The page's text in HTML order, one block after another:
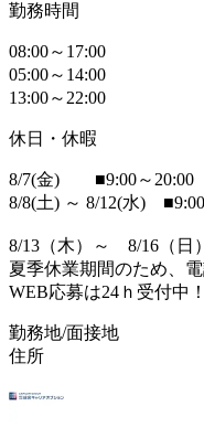
勤務時間
08:00～17:00
05:00～14:00
13:00～22:00
休日・休暇
8/7(金) ■9:00～20:00
8/8(土) ～ 8/12(水)
8/13（木）～ 8/16（日）
夏季休業期間のため、
WEB応募は24ｈ受付中！
勤務地/面接地
住所